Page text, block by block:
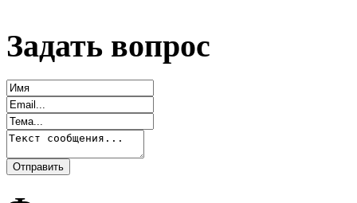
Задать вопрос